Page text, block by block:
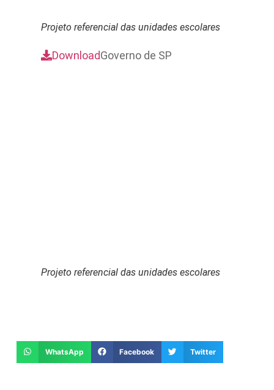
Projeto referencial das unidades escolares
DownloadGoverno de SP
Projeto referencial das unidades escolares
WhatsApp Facebook Twitter